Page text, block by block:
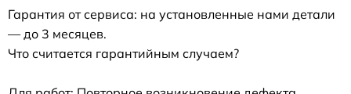
Гарантия от сервиса: на установленные нами детали
— до 3 месяцев.
Что считается гарантийным случаем?